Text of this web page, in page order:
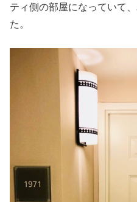
ティ側の部屋になっていて
た。